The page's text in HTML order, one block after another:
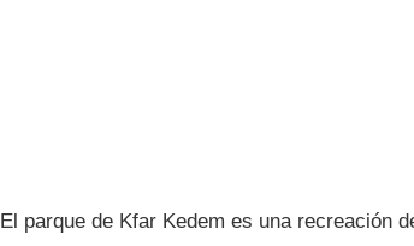
El parque de Kfar Kedem es una recreación